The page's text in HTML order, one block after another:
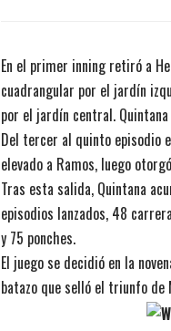
En el primer inning retiró a
cuadrangular por el jardín
por el jardín central.
Del tercer al quinto episodio
elevado a Ramos, luego
Tras esta salida, Quintana
episodios lanzados, 48
y 75 ponches.
El juego se decidió en la
batazo que selló el triunfo de